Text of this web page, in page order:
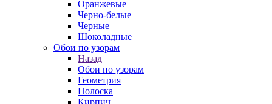
Оранжевые
Черно-белые
Черные
Шоколадные
Обои по узорам
Назад
Обои по узорам
Геометрия
Полоска